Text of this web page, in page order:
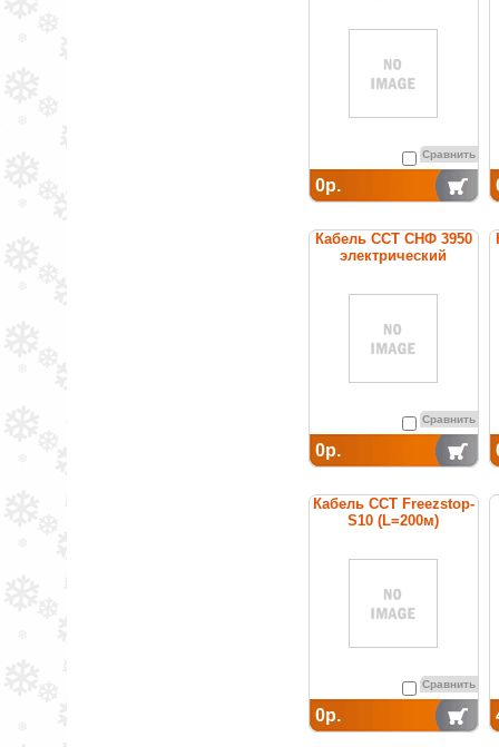
Сравнить
0р.
Кабель ССТ СНФ 3950
электрический
Сравнить
0р.
Кабель ССТ Freezstop-
S10 (L=200м)
Сравнить
0р.